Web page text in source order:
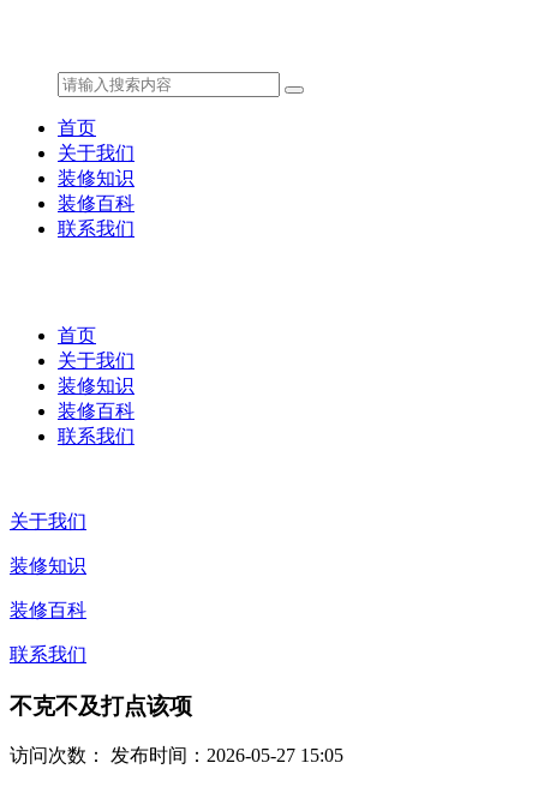
首页
关于我们
装修知识
装修百科
联系我们
首页
关于我们
装修知识
装修百科
联系我们
关于我们
装修知识
装修百科
联系我们
不克不及打点该项
访问次数： 发布时间：2026-05-27 15:05